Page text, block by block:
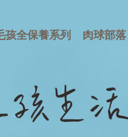
孩全保養系列 肉球部落